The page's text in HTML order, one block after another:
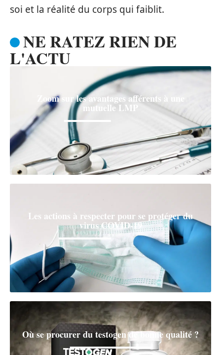
soi et la réalité du corps qui faiblit.
NE RATEZ RIEN DE
L'ACTU
Zoom sur les avantages afférents à une
mutuelle LMP
Les actions à respecter pour se protéger du
virus COVID-19
Où se procurer du testogen de bonne qualité ?